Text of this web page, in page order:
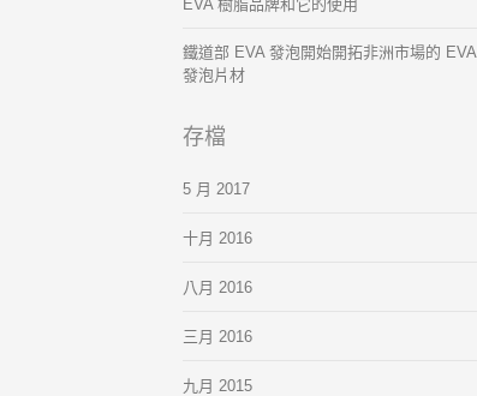
EVA 樹脂品牌和它的使用
鐵道部 EVA 發泡開始開拓非洲市場的 EVA
發泡片材
存檔
5 月 2017
十月 2016
八月 2016
三月 2016
九月 2015